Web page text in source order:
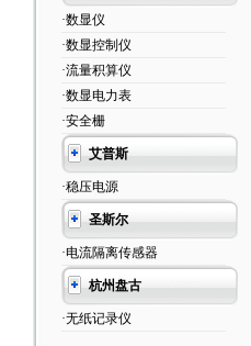
·数显仪
·数显控制仪
·流量积算仪
·数显电力表
·安全栅
艾普斯
·稳压电源
圣斯尔
·电流隔离传感器
杭州盘古
·无纸记录仪